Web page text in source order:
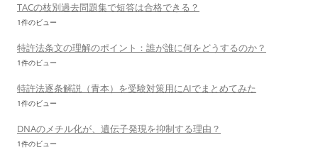
TACの枝別過去問題集で短答は合格できる？
1件のビュー
特許法条文の理解のポイント：誰が誰に何をどうするのか？
1件のビュー
特許法逐条解説（青本）を受験対策用にAIでまとめてみた
1件のビュー
DNAのメチル化が、遺伝子発現を抑制する理由？
1件のビュー